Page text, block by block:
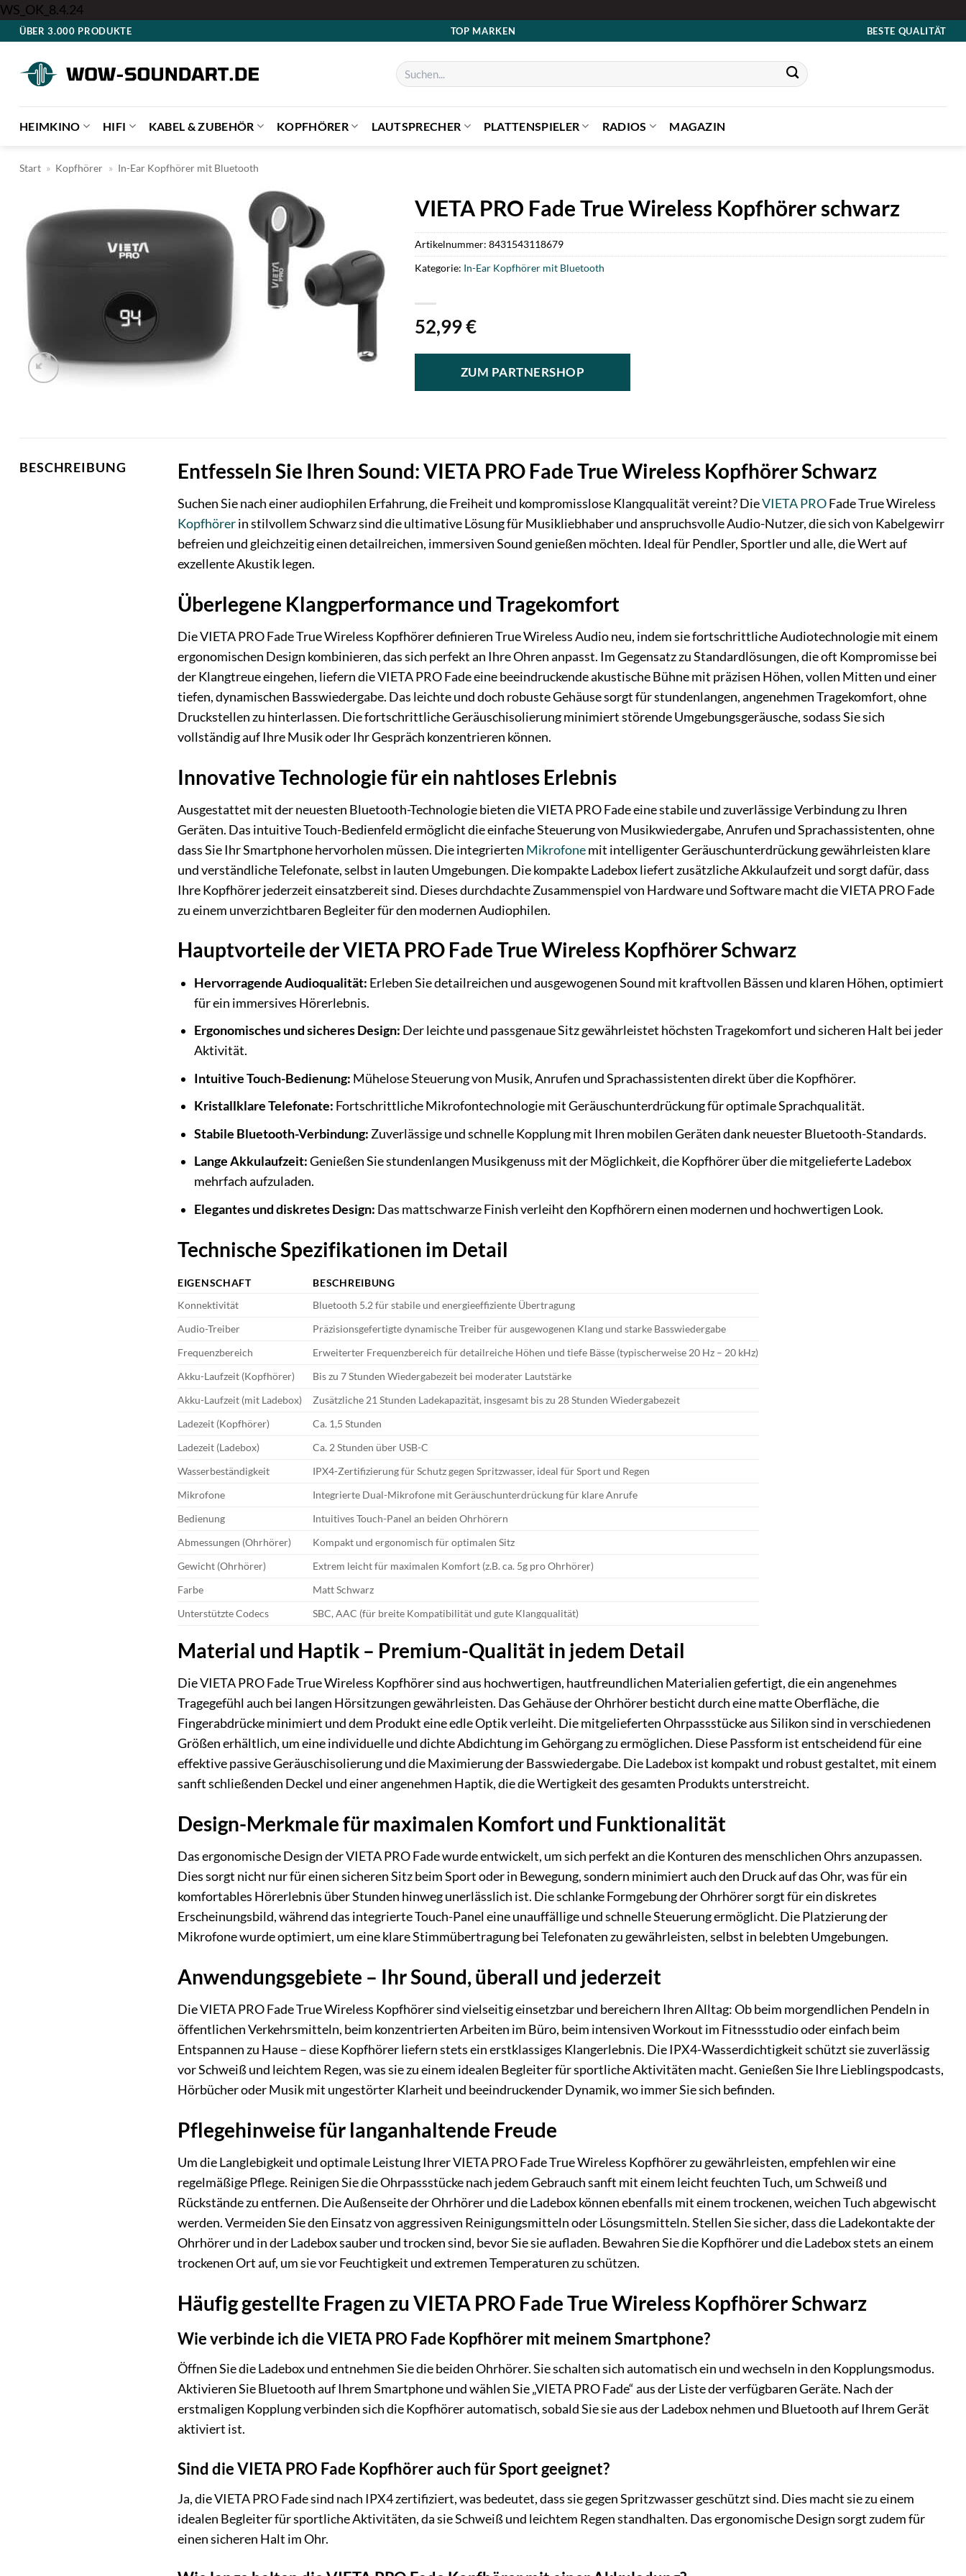
WS_OK_8.4.24Zum
Inhalt
ÜBER 3.000 PRODUKTE TOP MARKEN BESTE QUALITÄT
Suchen
nach:
HEIMKINO HIFI KABEL & ZUBEHÖR KOPFHÖRER LAUTSPRECHER PLATTENSPIELER RADIOS MAGAZIN
Start » Kopfhörer » In-Ear Kopfhörer mit Bluetooth
VIETA PRO Fade True Wireless Kopfhörer schwarz
52,99€
ZUM PARTNERSHOP
Artikelnummer: 8431543118679
Kategorie: In-Ear Kopfhörer mit Bluetooth
BESCHREIBUNG Entfesseln Sie Ihren Sound: VIETA PRO Fade True Wireless Kopfhörer Schwarz
Suchen Sie nach einer audiophilen Erfahrung, die Freiheit und kompromisslose Klangqualität vereint? DieVIETA PROFade True Wireless
Kopfhörerin stilvollem Schwarz sind die ultimative Lösung für Musikliebhaber und anspruchsvolle Audio-Nutzer, die sich von Kabelgewirr
befreien und gleichzeitig einen detailreichen, immersiven Sound genießen möchten. Ideal für Pendler, Sportler und alle, die Wert auf
exzellente Akustik legen.
Überlegene Klangperformance und Tragekomfort
Die VIETA PRO Fade True Wireless Kopfhörer definieren True Wireless Audio neu, indem sie fortschrittliche Audiotechnologie mit einem
ergonomischen Design kombinieren, das sich perfekt an Ihre Ohren anpasst. Im Gegensatz zu Standardlösungen, die oft Kompromisse bei
der Klangtreue eingehen, liefern die VIETA PRO Fade eine beeindruckende akustische Bühne mit präzisen Höhen, vollen Mitten und einer
tiefen, dynamischen Basswiedergabe. Das leichte und doch robuste Gehäuse sorgt für stundenlangen, angenehmen Tragekomfort, ohne
Druckstellen zu hinterlassen. Die fortschrittliche Geräuschisolierung minimiert störende Umgebungsgeräusche, sodass Sie sich
vollständig auf Ihre Musik oder Ihr Gespräch konzentrieren können.
Innovative Technologie für ein nahtloses Erlebnis
Ausgestattet mit der neuesten Bluetooth-Technologie bieten die VIETA PRO Fade eine stabile und zuverlässige Verbindung zu Ihren
Geräten. Das intuitive Touch-Bedienfeld ermöglicht die einfache Steuerung von Musikwiedergabe, Anrufen und Sprachassistenten, ohne
dass Sie Ihr Smartphone hervorholen müssen. Die integrierten Mikrofonemit intelligenter Geräuschunterdrückung gewährleisten klare
und verständliche Telefonate, selbst in lauten Umgebungen. Die kompakte Ladebox liefert zusätzliche Akkulaufzeit und sorgt dafür, dass
Ihre Kopfhörer jederzeit einsatzbereit sind. Dieses durchdachte Zusammenspiel von Hardware und Software macht die VIETA PRO Fade
zu einem unverzichtbaren Begleiter für den modernen Audiophilen.
Hauptvorteile der VIETA PRO Fade True Wireless Kopfhörer Schwarz
Hervorragende Audioqualität: Erleben Sie detailreichen und ausgewogenen Sound mit kraftvollen Bässen und klaren Höhen, optimiert
für ein immersives Hörerlebnis.
Ergonomisches und sicheres Design: Der leichte und passgenaue Sitz gewährleistet höchsten Tragekomfort und sicheren Halt bei jeder
Aktivität.
Intuitive Touch-Bedienung: Mühelose Steuerung von Musik, Anrufen und Sprachassistenten direkt über die Kopfhörer.
Kristallklare Telefonate: Fortschrittliche Mikrofontechnologie mit Geräuschunterdrückung für optimale Sprachqualität.
Stabile Bluetooth-Verbindung: Zuverlässige und schnelle Kopplung mit Ihren mobilen Geräten dank neuester Bluetooth-Standards.
Lange Akkulaufzeit:Genießen Sie stundenlangen Musikgenuss mit der Möglichkeit, die Kopfhörer über die mitgelieferte Ladebox
mehrfach aufzuladen.
Elegantes und diskretes Design: Das mattschwarze Finish verleiht den Kopfhörern einen modernen und hochwertigen Look.
Technische Spezifikationen im Detail
EIGENSCHAFT
BESCHREIBUNG
Konnektivität
Bluetooth 5.2 für stabile und energieeffiziente Übertragung
Audio-Treiber
Präzisionsgefertigte dynamische Treiber für ausgewogenen Klang und starke Basswiedergabe
Frequenzbereich
Erweiterter Frequenzbereich für detailreiche Höhen und tiefe Bässe (typischerweise 20 Hz – 20 kHz)
Akku-Laufzeit (Kopfhörer)
Bis zu 7 Stunden Wiedergabezeit bei moderater Lautstärke
Akku-Laufzeit (mit Ladebox)
Zusätzliche 21 Stunden Ladekapazität, insgesamt bis zu 28 Stunden Wiedergabezeit
Ladezeit (Kopfhörer)
Ca. 1,5 Stunden
Ladezeit (Ladebox)
Ca. 2 Stunden über USB-C
Wasserbeständigkeit
IPX4-Zertifizierung für Schutz gegen Spritzwasser, ideal für Sport und Regen
Mikrofone
Integrierte Dual-Mikrofone mit Geräuschunterdrückung für klare Anrufe
Bedienung
Intuitives Touch-Panel an beiden Ohrhörern
Abmessungen (Ohrhörer)
Kompakt und ergonomisch für optimalen Sitz
Gewicht (Ohrhörer)
Extrem leicht für maximalen Komfort (z.B. ca. 5g pro Ohrhörer)
Farbe
Matt Schwarz
Unterstützte Codecs
SBC, AAC (für breite Kompatibilität und gute Klangqualität)
Material und Haptik – Premium-Qualität in jedem Detail
Die VIETA PRO Fade True Wireless Kopfhörer sind aus hochwertigen, hautfreundlichen Materialien gefertigt, die ein angenehmes
Tragegefühl auch bei langen Hörsitzungen gewährleisten. Das Gehäuse der Ohrhörer besticht durch eine matte Oberfläche, die
Fingerabdrücke minimiert und dem Produkt eine edle Optik verleiht. Die mitgelieferten Ohrpassstücke aus Silikon sind in verschiedenen
Größen erhältlich, um eine individuelle und dichte Abdichtung im Gehörgang zu ermöglichen. Diese Passform ist entscheidend für eine
effektive passive Geräuschisolierung und die Maximierung der Basswiedergabe. Die Ladebox ist kompakt und robust gestaltet, mit einem
sanft schließenden Deckel und einer angenehmen Haptik, die die Wertigkeit des gesamten Produkts unterstreicht.
Design-Merkmale für maximalen Komfort und Funktionalität
Das ergonomische Design der VIETA PRO Fade wurde entwickelt, um sich perfekt an die Konturen des menschlichen Ohrs anzupassen.
Dies sorgt nicht nur für einen sicheren Sitz beim Sport oder in Bewegung, sondern minimiert auch den Druck auf das Ohr, was für ein
komfortables Hörerlebnis über Stunden hinweg unerlässlich ist. Die schlanke Formgebung der Ohrhörer sorgt für ein diskretes
Erscheinungsbild, während das integrierte Touch-Panel eine unauffällige und schnelle Steuerung ermöglicht. Die Platzierung der
Mikrofone wurde optimiert, um eine klare Stimmübertragung bei Telefonaten zu gewährleisten, selbst in belebten Umgebungen.
Anwendungsgebiete – Ihr Sound, überall und jederzeit
Die VIETA PRO Fade True Wireless Kopfhörer sind vielseitig einsetzbar und bereichern Ihren Alltag: Ob beim morgendlichen Pendeln in
öffentlichen Verkehrsmitteln, beim konzentrierten Arbeiten im Büro, beim intensiven Workout im Fitnessstudio oder einfach beim
Entspannen zu Hause – diese Kopfhörer liefern stets ein erstklassiges Klangerlebnis. Die IPX4-Wasserdichtigkeit schützt sie zuverlässig
vor Schweiß und leichtem Regen, was sie zu einem idealen Begleiter für sportliche Aktivitäten macht. Genießen Sie Ihre Lieblingspodcasts,
Hörbücher oder Musik mit ungestörter Klarheit und beeindruckender Dynamik, wo immer Sie sich befinden.
Pflegehinweise für langanhaltende Freude
Um die Langlebigkeit und optimale Leistung Ihrer VIETA PRO Fade True Wireless Kopfhörer zu gewährleisten, empfehlen wir eine
regelmäßige Pflege. Reinigen Sie die Ohrpassstücke nach jedem Gebrauch sanft mit einem leicht feuchten Tuch, um Schweiß und
Rückstände zu entfernen. Die Außenseite der Ohrhörer und die Ladebox können ebenfalls mit einem trockenen, weichen Tuch abgewischt
werden. Vermeiden Sie den Einsatz von aggressiven Reinigungsmitteln oder Lösungsmitteln. Stellen Sie sicher, dass die Ladekontakte der
Ohrhörer und in der Ladebox sauber und trocken sind, bevor Sie sie aufladen. Bewahren Sie die Kopfhörer und die Ladebox stets an einem
trockenen Ort auf, um sie vor Feuchtigkeit und extremen Temperaturen zu schützen.
Häufig gestellte Fragen zu VIETA PRO Fade True Wireless Kopfhörer Schwarz
Wie verbinde ich die VIETA PRO Fade Kopfhörer mit meinem Smartphone?
Öffnen Sie die Ladebox und entnehmen Sie die beiden Ohrhörer. Sie schalten sich automatisch ein und wechseln in den Kopplungsmodus.
Aktivieren Sie Bluetooth auf Ihrem Smartphone und wählen Sie „VIETA PRO Fade“ aus der Liste der verfügbaren Geräte. Nach der
erstmaligen Kopplung verbinden sich die Kopfhörer automatisch, sobald Sie sie aus der Ladebox nehmen und Bluetooth auf Ihrem Gerät
aktiviert ist.
Sind die VIETA PRO Fade Kopfhörer auch für Sport geeignet?
Ja, die VIETA PRO Fade sind nach IPX4 zertifiziert, was bedeutet, dass sie gegen Spritzwasser geschützt sind. Dies macht sie zu einem
idealen Begleiter für sportliche Aktivitäten, da sie Schweiß und leichtem Regen standhalten. Das ergonomische Design sorgt zudem für
einen sicheren Halt im Ohr.